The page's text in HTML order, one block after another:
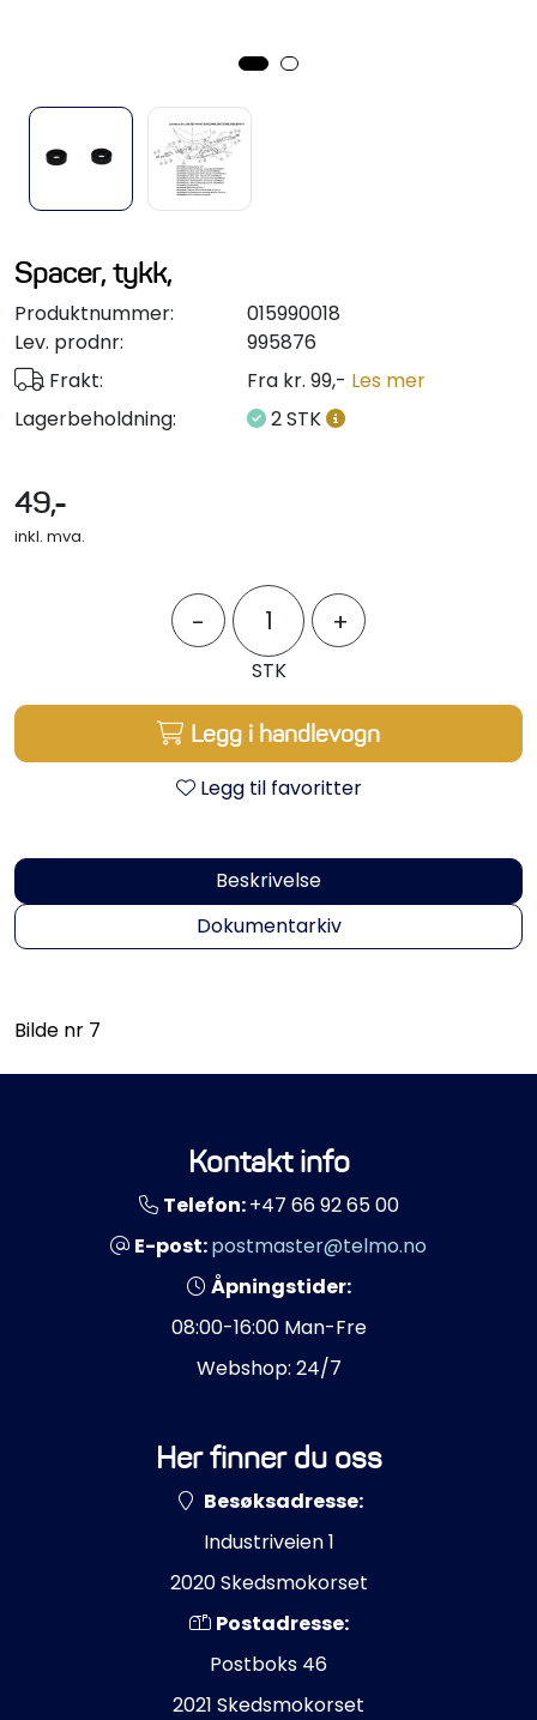
Spacer, tykk,
Produktnummer:
015990018
Lev. prodnr:
995876
Frakt:
Fra kr. 99,- Les mer
Lagerbeholdning:
2 STK
49,-
inkl. mva.
- +
STK
Legg i handlevogn
Legg til favoritter
Beskrivelse
Dokumentarkiv
Bilde nr 7
Kontakt info
Telefon:+47 66 92 65 00
E-post:postmaster@telmo.no
Åpningstider:
08:00-16:00 Man-Fre
Webshop: 24/7
Her finner du oss
Besøksadresse:
Industriveien 1
2020 Skedsmokorset
Postadresse:
Postboks 46
2021 Skedsmokorset
Outlet
Anoder
Brannslukkere
Hydraulisk styring
Motordeler
Propeller